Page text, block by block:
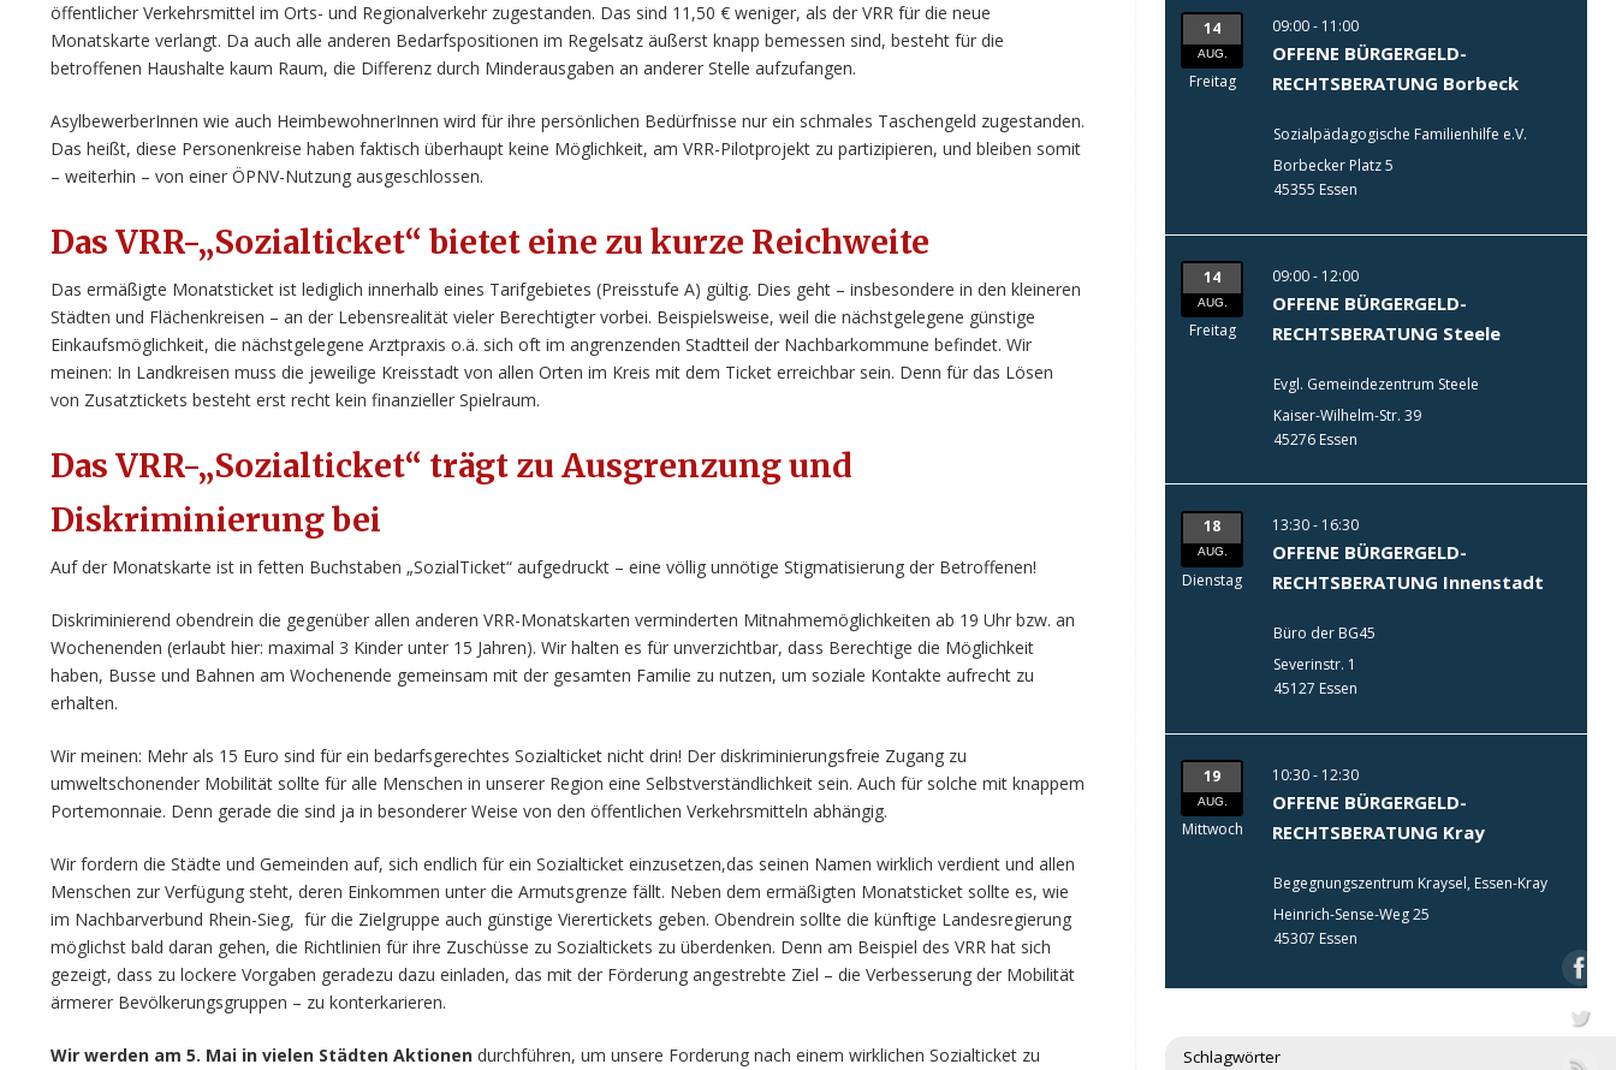
öffentlicher Verkehrsmittel im Orts- und Regionalverkehr zugestanden. Das sind 11,50 € weniger, als der VRR für die neue
Monatskarte verlangt. Da auch alle anderen Bedarfspositionen im Regelsatz äußerst knapp bemessen sind, besteht für die
betroffenen Haushalte kaum Raum, die Differenz durch Minderausgaben an anderer Stelle aufzufangen.
AsylbewerberInnen wie auch HeimbewohnerInnen wird für ihre persönlichen Bedürfnisse nur ein schmales Taschengeld zugestanden.
Das heißt, diese Personenkreise haben faktisch überhaupt keine Möglichkeit, am VRR-Pilotprojekt zu partizipieren, und bleiben somit
– weiterhin – von einer ÖPNV-Nutzung ausgeschlossen.
Das VRR-„Sozialticket“ bietet eine zu kurze Reichweite
Das ermäßigte Monatsticket ist lediglich innerhalb eines Tarifgebietes (Preisstufe A) gültig. Dies geht – insbesondere in den kleineren
Städten und Flächenkreisen – an der Lebensrealität vieler Berechtigter vorbei. Beispielsweise, weil die nächstgelegene günstige
Einkaufsmöglichkeit, die nächstgelegene Arztpraxis o.ä. sich oft im angrenzenden Stadtteil der Nachbarkommune befindet. Wir
meinen: In Landkreisen muss die jeweilige Kreisstadt von allen Orten im Kreis mit dem Ticket erreichbar sein. Denn für das Lösen
von Zusatztickets besteht erst recht kein finanzieller Spielraum.
Das VRR-„Sozialticket“ trägt zu Ausgrenzung und
Diskriminierung bei
Auf der Monatskarte ist in fetten Buchstaben „SozialTicket“ aufgedruckt – eine völlig unnötige Stigmatisierung der Betroffenen!
Diskriminierend obendrein die gegenüber allen anderen VRR-Monatskarten verminderten Mitnahmemöglichkeiten ab 19 Uhr bzw. an
Wochenenden (erlaubt hier: maximal 3 Kinder unter 15 Jahren). Wir halten es für unverzichtbar, dass Berechtige die Möglichkeit
haben, Busse und Bahnen am Wochenende gemeinsam mit der gesamten Familie zu nutzen, um soziale Kontakte aufrecht zu
erhalten.
Wir meinen: Mehr als 15 Euro sind für ein bedarfsgerechtes Sozialticket nicht drin! Der diskriminierungsfreie Zugang zu
umweltschonender Mobilität sollte für alle Menschen in unserer Region eine Selbstverständlichkeit sein. Auch für solche mit knappem
Portemonnaie. Denn gerade die sind ja in besonderer Weise von den öffentlichen Verkehrsmitteln abhängig.
Wir fordern die Städte und Gemeinden auf, sich endlich für ein Sozialticket einzusetzen,das seinen Namen wirklich verdient und allen
Menschen zur Verfügung steht, deren Einkommen unter die Armutsgrenze fällt. Neben dem ermäßigten Monatsticket sollte es, wie
im Nachbarverbund Rhein-Sieg, für die Zielgruppe auch günstige Vierertickets geben. Obendrein sollte die künftige Landesregierung
möglichst bald daran gehen, die Richtlinien für ihre Zuschüsse zu Sozialtickets zu überdenken. Denn am Beispiel des VRR hat sich
gezeigt, dass zu lockere Vorgaben geradezu dazu einladen, das mit der Förderung angestrebte Ziel – die Verbesserung der Mobilität
ärmerer Bevölkerungsgruppen – zu konterkarieren.
Wir werden am 5. Mai in vielen Städten Aktionen durchführen, um unsere Forderung nach einem wirklichen Sozialticket zu
14
AUG.
Freitag
09:00 - 11:00
OFFENE BÜRGERGELD-
RECHTSBERATUNG Borbeck
Sozialpädagogische Familienhilfe e.V.
Borbecker Platz 5
45355 Essen
14
AUG.
Freitag
09:00 - 12:00
OFFENE BÜRGERGELD-
RECHTSBERATUNG Steele
Evgl. Gemeindezentrum Steele
Kaiser-Wilhelm-Str. 39
45276 Essen
18
AUG.
Dienstag
13:30 - 16:30
OFFENE BÜRGERGELD-
RECHTSBERATUNG Innenstadt
Büro der BG45
Severinstr. 1
45127 Essen
19
AUG.
Mittwoch
10:30 - 12:30
OFFENE BÜRGERGELD-
RECHTSBERATUNG Kray
Begegnungszentrum Kraysel, Essen-Kray
Heinrich-Sense-Weg 25
45307 Essen
Schlagwörter